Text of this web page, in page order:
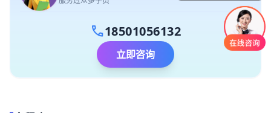
call18501056132
立即咨询